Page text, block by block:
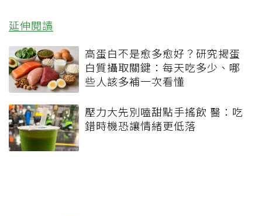
延伸閱讀
高蛋白不是愈多愈好？研究揭蛋
白質攝取關鍵：每天吃多少、哪
些人該多補一次看懂
壓力大先別嗑甜點手搖飲 醫：吃
錯時機恐讓情緒更低落